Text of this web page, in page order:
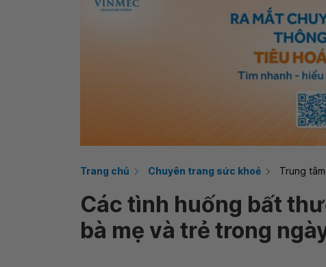
Trang chủ Chuyên trang sức khoẻ Trung
Các tình huống bất
bà mẹ và trẻ trong